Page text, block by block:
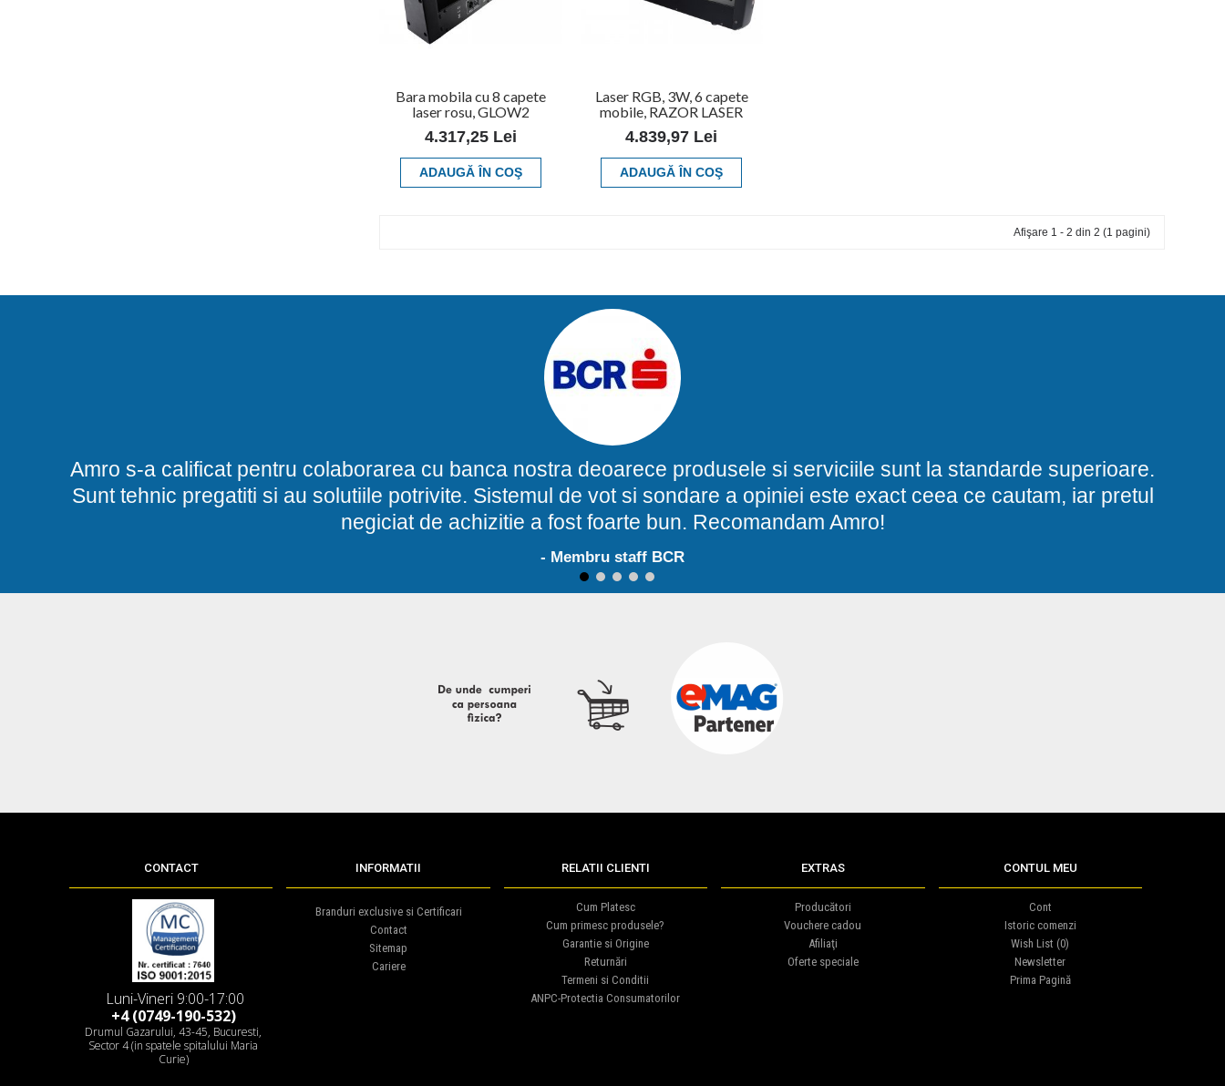
Bara mobila cu 8 capete
laser rosu, GLOW2
4.317,25 Lei
ADAUGĂ ÎN COŞ
Laser RGB, 3W, 6 capete
mobile, RAZOR LASER
4.839,97 Lei
ADAUGĂ ÎN COŞ
Afişare 1 - 2 din 2 (1 pagini)
Amro s-a calificat pentru colaborarea cu banca nostra deoarece produsele si serviciile sunt la standarde superioare.
Sunt tehnic pregatiti si au solutiile potrivite. Sistemul de vot si sondare a opiniei este exact ceea ce cautam, iar pretul
negiciat de achizitie a fost foarte bun. Recomandam Amro!
- Membru staff BCR
1 2 3 4 5
CONTACT
Luni-Vineri 9:00-17:00
+4 (0749-190-532)
Drumul Gazarului, 43-45, Bucuresti,
Sector 4 (in spatele spitalului Maria
Curie)
INFORMATII
Branduri exclusive si Certificari
Contact
Sitemap
Cariere
RELATII CLIENTI
Cum Platesc
Cum primesc produsele?
Garantie si Origine
Returnări
Termeni si Conditii
ANPC-Protectia Consumatorilor
EXTRAS
Producători
Vouchere cadou
Afiliaţi
Oferte speciale
CONTUL MEU
Cont
Istoric comenzi
Wish List (0)
Newsletter
Prima Pagină